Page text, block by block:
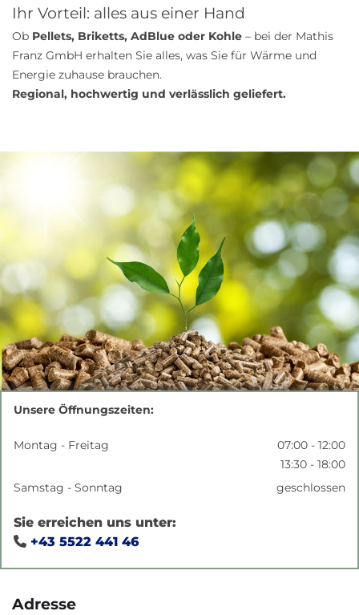
Ihr Vorteil: alles aus einer Hand
Ob Pellets, Briketts, AdBlue oder Kohle – bei der Mathis
Franz GmbH erhalten Sie alles, was Sie für Wärme und
Energie zuhause brauchen.
Regional, hochwertig und verlässlich geliefert.
Unsere Öffnungszeiten:
Montag - Freitag
07:00 - 12:00
13:30 - 18:00
Samstag - Sonntag
geschlossen
Sie erreichen uns unter:
 +43 5522 441 46
Adresse